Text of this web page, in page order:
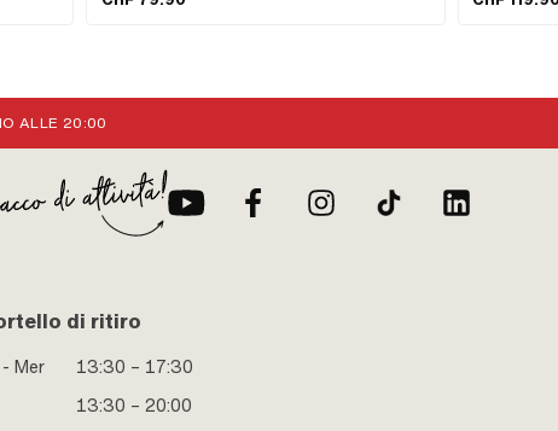
Collegamento olio misto: No · Collegamento al vuoto: No ·
Controllo dello starter: Strozzatura a mano · Blocco
ugelli: 2.17 · Mimetizzato: Sì · Area di applicazione:
Sintonizzazione · Coppia di serraggio della vite (max.): 4
N/m · Versione alternativa del numero OEM di Puch:
349.1.15.100.0 · Versione alternativa del numero OEM di
Versione alternativa del numero OEM di Puch:
di Puch: 349.7.15.700.0 · Versione alternativa del numero
numero OEM di Puch: 349.9.15.300.0
ALLE 20:00
di ritiro
Mer
13:30 – 17:30
13:30 – 20:00